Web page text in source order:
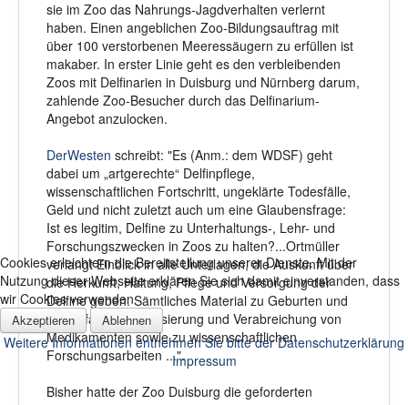
sie im Zoo das Nahrungs-Jagdverhalten verlernt
haben. Einen angeblichen Zoo-Bildungsauftrag mit
über 100 verstorbenen Meeressäugern zu erfüllen ist
makaber. In erster Linie geht es den verbleibenden
Zoos mit Delfinarien in Duisburg und Nürnberg darum,
zahlende Zoo-Besucher durch das Delfinarium-
Angebot anzulocken.
DerWesten schreibt: "Es (Anm.: dem WDSF) geht
dabei um „artgerechte“ Delfinpflege,
wissenschaftlichen Fortschritt, ungeklärte Todesfälle,
Geld und nicht zuletzt auch um eine Glaubensfrage:
Ist es legitim, Delfine zu Unterhaltungs-, Lehr- und
Forschungszwecken in Zoos zu halten?...Ortmüller
verlangt Einblick in alle Unterlagen, die Auskunft über
die Herkunft, Haltung, Pflege und Versorgung der
Delfine geben. Sämtliches Material zu Geburten und
Sterbefällen, zur Dosierung und Verabreichung von
Medikamenten sowie zu wissenschaftlichen
Forschungsarbeiten ...".
Bisher hatte der Zoo Duisburg die geforderten
Cookies erleichtern die Bereitstellung unserer Dienste. Mit der
Nutzung dieser Webseite erklären Sie sich damit einverstanden, dass
wir Cookies verwenden
Akzeptieren Ablehnen
Weitere Informationen entnehmen Sie bitte der Datenschutzerklärung
Impressum